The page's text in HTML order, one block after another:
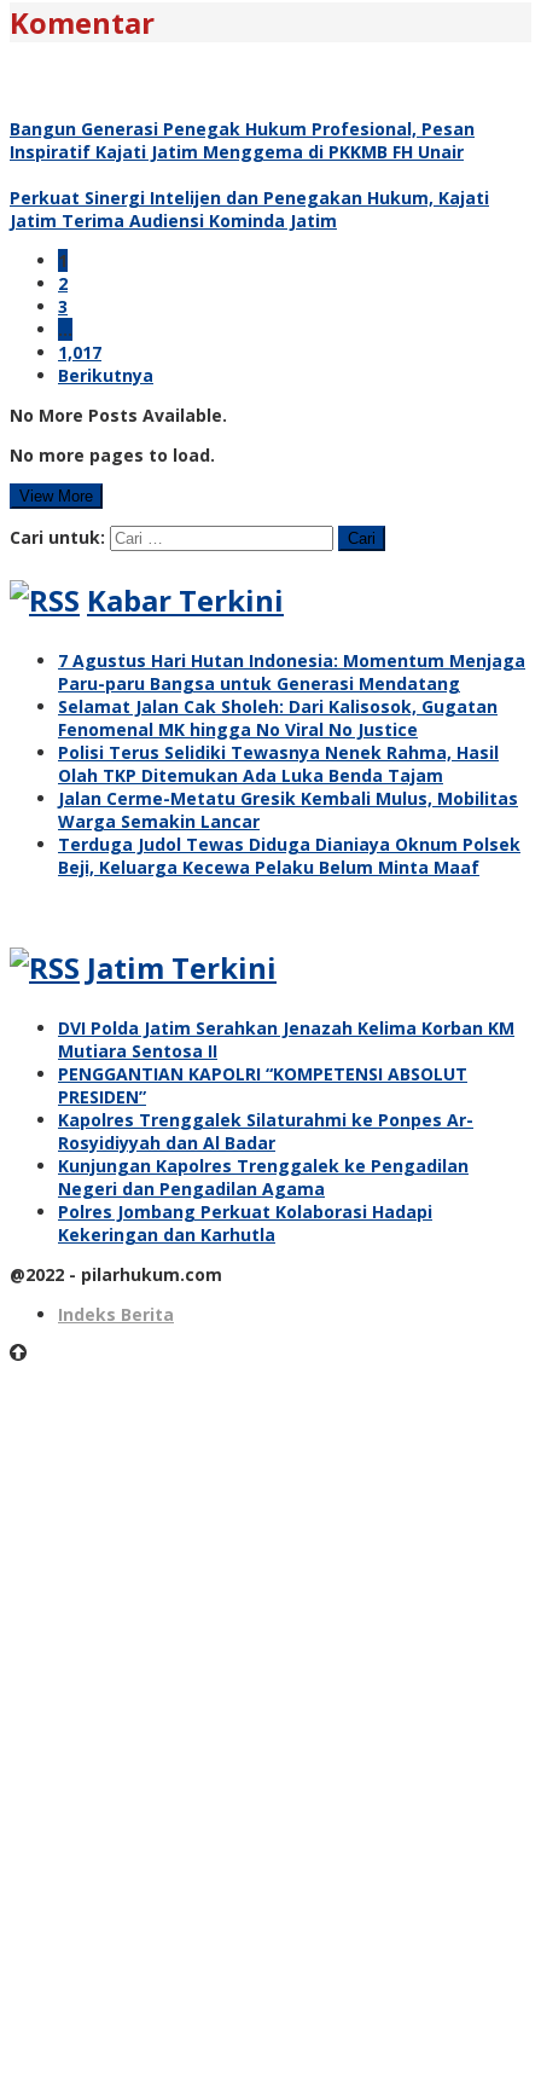
Komentar
Bangun Generasi Penegak Hukum Profesional, Pesan
Inspiratif Kajati Jatim Menggema di PKKMB FH Unair
Perkuat Sinergi Intelijen dan Penegakan Hukum, Kajati
Jatim Terima Audiensi Kominda Jatim
1
2
3
…
1,017
Berikutnya
No More Posts Available.
No more pages to load.
View More
Cari untuk:
Kabar Terkini
7 Agustus Hari Hutan Indonesia: Momentum Menjaga
Paru-paru Bangsa untuk Generasi Mendatang
Selamat Jalan Cak Sholeh: Dari Kalisosok, Gugatan
Fenomenal MK hingga No Viral No Justice
Polisi Terus Selidiki Tewasnya Nenek Rahma, Hasil
Olah TKP Ditemukan Ada Luka Benda Tajam
Jalan Cerme-Metatu Gresik Kembali Mulus, Mobilitas
Warga Semakin Lancar
Terduga Judol Tewas Diduga Dianiaya Oknum Polsek
Beji, Keluarga Kecewa Pelaku Belum Minta Maaf
Jatim Terkini
DVI Polda Jatim Serahkan Jenazah Kelima Korban KM
Mutiara Sentosa II
PENGGANTIAN KAPOLRI “KOMPETENSI ABSOLUT
PRESIDEN”
Kapolres Trenggalek Silaturahmi ke Ponpes Ar-
Rosyidiyyah dan Al Badar
Kunjungan Kapolres Trenggalek ke Pengadilan
Negeri dan Pengadilan Agama
Polres Jombang Perkuat Kolaborasi Hadapi
Kekeringan dan Karhutla
@2022 - pilarhukum.com
Indeks Berita